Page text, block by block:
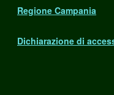
Regione Campania
Dichiarazione di